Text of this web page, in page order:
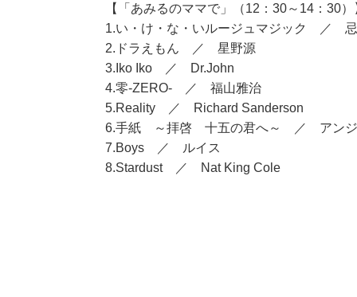
【「あみるのママで」（12：30～14：30）
1.い・け・な・いルージュマジック ／
2.ドラえもん ／ 星野源
3.Iko Iko ／ Dr.John
4.零-ZERO- ／ 福山雅治
5.Reality ／ Richard Sanderson
6.手紙 ～拝啓 十五の君へ～ ／ アンジ
7.Boys ／ ルイス
8.Stardust ／ Nat King Cole